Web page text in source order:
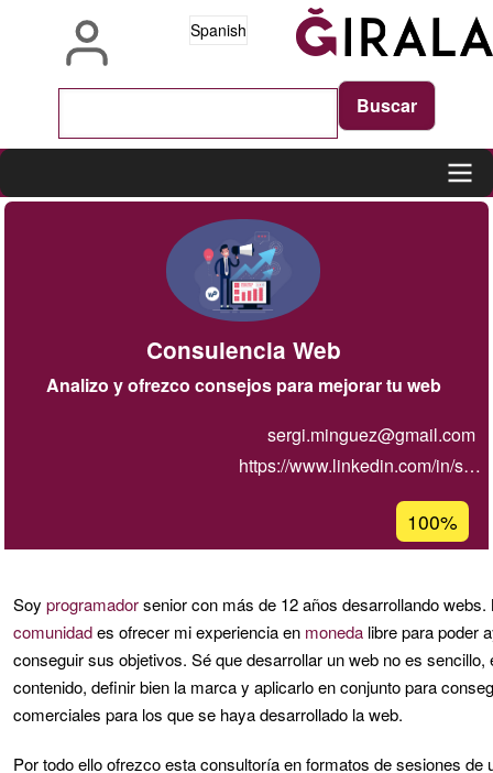
Spanish
Consulencia Web
Analizo y ofrezco consejos para mejorar tu web
sergi.minguez@gmail.com
https://www.linkedin.com/in/s…
Porcentaje
de
de
G1
100%
Soy programadorsenior con más de 12 años desarrollando webs.
comunidades ofrecer mi experiencia en moneda libre para poder
conseguir sus objetivos. Sé que desarrollar un web no es sencillo,
contenido, definir bien la marca y aplicarlo en conjunto para
comerciales para los que se haya desarrollado la web.
Por todo ello ofrezco esta consultoría en formatos de sesiones de